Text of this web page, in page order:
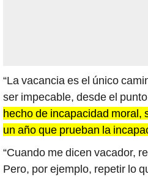
“La vacancia es el único
ser impecable, desde el
hecho de incapacidad moral,
un año que prueban la
“Cuando me dicen vacador,
Pero, por ejemplo, repetir lo